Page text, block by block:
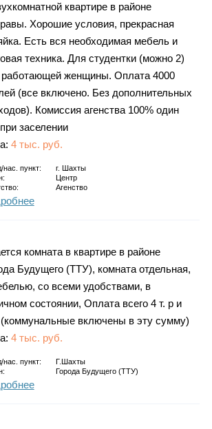
квартире в районе
Хорошие условия, прекрасная
Есть вся необходимая мебель и
техника. Для студентки (можно 2)
работающей женщины. Оплата 4000
(все включено. Без дополнительных
Комиссия агенства 100% один
заселении
4 тыс. руб.
нас. пункт: г.
Шахты
Центр
Агенство
комната в квартире в районе
Будущего (ТТУ), комната отдельная,
со всеми удобствами, в
состоянии, Оплата всего 4 т. р и
(коммунальные включены в эту сумму)
4 тыс. руб.
нас. пункт:
Г.Шахты
Города Будущего (ТТУ)